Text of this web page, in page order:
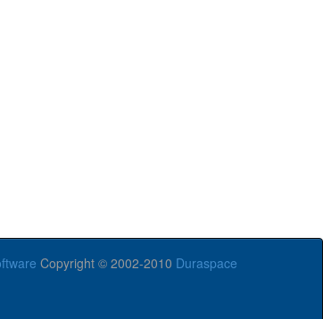
Copyright © 2002-2010 Duraspace